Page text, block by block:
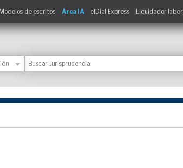
Modelos de escritos Área IA elDial Express Liquidador